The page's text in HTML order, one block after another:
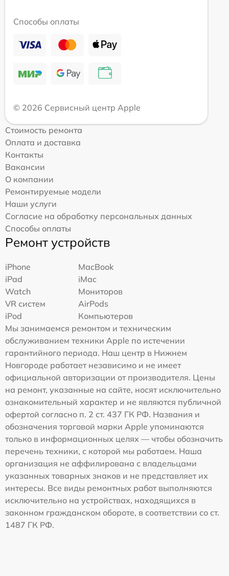
Способы оплаты
© 2026 Сервисный центр Apple
Стоимость ремонта
Оплата и доставка
Контакты
Вакансии
О компании
Ремонтируемые модели
Наши услуги
Согласие на обработку персональных данных
Способы оплаты
Ремонт устройств
iPhone
MacBook
iPad
iMac
Watch
Мониторов
VR систем
AirPods
iPod
Компьютеров
Мы занимаемся ремонтом и техническим
обслуживанием техники Apple по истечении
гарантийного периода. Наш центр в Нижнем
Новгороде работает независимо и не имеет
официальной авторизации от производителя. Цены
на ремонт, указанные на сайте, носят исключительно
ознакомительный характер и не являются публичной
офертой согласно п. 2 ст. 437 ГК РФ. Названия и
обозначения торговой марки Apple упоминаются
только в информационных целях — чтобы обозначить
перечень техники, с которой мы работаем. Наша
организация не аффилирована с владельцами
указанных товарных знаков и не представляет их
интересы. Все виды ремонтных работ выполняются
исключительно на устройствах, находящихся в
законном гражданском обороте, в соответствии со ст.
1487 ГК РФ.